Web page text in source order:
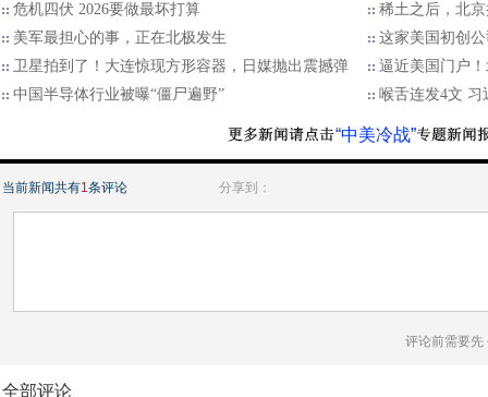
危机四伏 2026要做最坏打算
稀土之后，北
美军最担心的事，正在北极发生
这家美国初创
卫星拍到了！大连惊现方形容器，日媒抛出震撼弹
逼近美国门户
中国半导体行业被曝“僵尸遍野”
喉舌连发4文 习
“中美冷战”
当前新闻共有1条评论 分享到：
评论前需要先
全部评论